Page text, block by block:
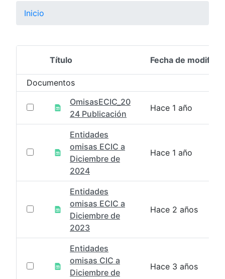
Inicio
Selección del elemento
Título Fecha de
Documentos
OmisasECIC_20
24 Publicación
Hace 1 año
Entidades
omisas ECIC a
Diciembre de
2024
Hace 1 año
Entidades
omisas ECIC a
Diciembre de
2023
Hace 2 años
Entidades
omisas CIC a
Diciembre de
Hace 3 años